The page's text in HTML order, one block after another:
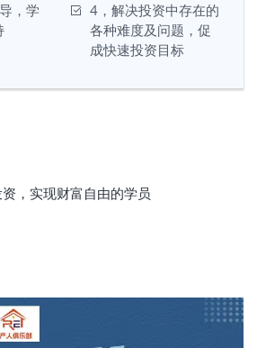
，学
4，解决投资中存在的
各种难度及问题，促
成快速投资目标
，实现财富自由的学员